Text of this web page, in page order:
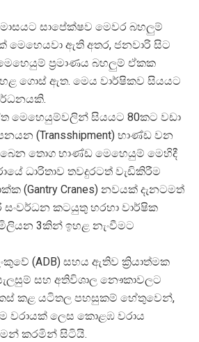
මාසයට සාපේක්ෂව මෙවර බහලුම්
මෙහෙයවා ඇති අතර, ජනවාරි සිට
මෙහෙයුම් ප්රමාණය බහලුම් ඒකක
ගොස් ඇත. මෙය වාර්ෂිකව සියයට
මෙහෙයුම්වලින් සියයට 80කට වඩා
(Transshipment) භාණ්ඩ වන
තොග භාණ්ඩ මෙහෙයුම් මෙහිදී
ධාරිතාව තවදුරටත් වැඩිකිරීම
(Gantry Cranes) නවයක් දැනටමත්
සංවර්ධන කටයුතු හරහා වාර්ෂික
3කින් ඉහළ නැංවීමට
(ADB) සහය ඇතිව ක්රියාත්මක
සහ අතිවිශාල නෞකාවලට
කළ යටිතල පහසුකම් හේතුවෙන්,
වරායක් ලෙස කොළඹ වරාය
කරමින් සිටියි.